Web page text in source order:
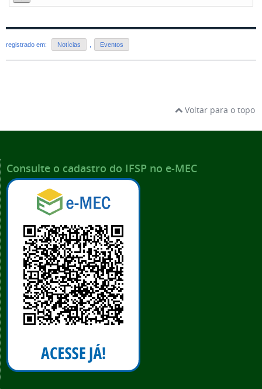
registrado em: Notícias Eventos
Voltar para o topo
Consulte o cadastro do IFSP no e-MEC